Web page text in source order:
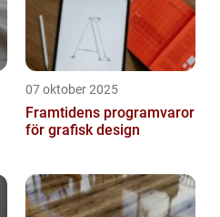
07 oktober 2025
Framtidens programvaror
för grafisk design